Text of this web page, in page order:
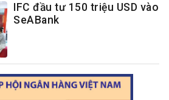
IFC đầu tư 150 triệu USD vào
SeABank